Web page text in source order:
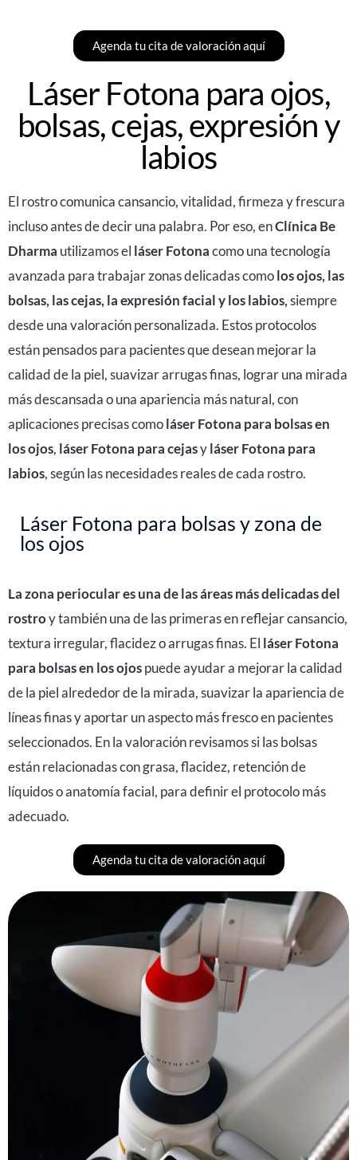
Agenda tu cita de valoración aquí
Láser Fotona para ojos,
bolsas, cejas, expresión y
labios
El rostro comunica cansancio, vitalidad, firmeza y frescura
incluso antes de decir una palabra. Por eso, enClínica Be
Dharma utilizamos el láser Fotonacomo una tecnología
avanzada para trabajar zonas delicadas comolos ojos, las
bolsas, las cejas, la expresión facial y los labios,siempre
desde una valoración personalizada. Estos protocolos
están pensados para pacientes que desean mejorar la
calidad de la piel, suavizar arrugas finas, lograr una mirada
más descansada o una apariencia más natural, con
aplicaciones precisas comoláser Fotona para bolsas en
los ojos, láser Fotona para cejasyláser Fotona para
labios, según las necesidades reales de cada rostro.
Láser Fotona para bolsas y zona de
los ojos
La zona periocular es una de las áreas más delicadas del
rostroy también una de las primeras en reflejar cansancio,
textura irregular, flacidez o arrugas finas. El láser Fotona
para bolsas en los ojospuede ayudar a mejorar la calidad
de la piel alrededor de la mirada, suavizar la apariencia de
líneas finas y aportar un aspecto más fresco en pacientes
seleccionados. En la valoración revisamos si las bolsas
están relacionadas con grasa, flacidez, retención de
líquidos o anatomía facial, para definir el protocolo más
adecuado.
Agenda tu cita de valoración aquí